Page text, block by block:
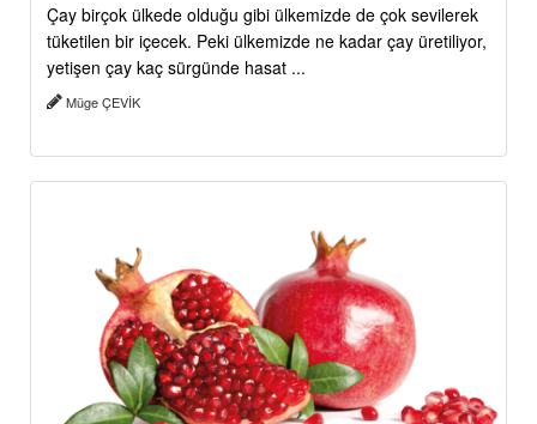
Çay birçok ülkede olduğu gibi ülkemizde de çok sevilerek
tüketilen bir içecek. Peki ülkemizde ne kadar çay üretiliyor,
yetişen çay kaç sürgünde hasat ...
Müge ÇEVİK